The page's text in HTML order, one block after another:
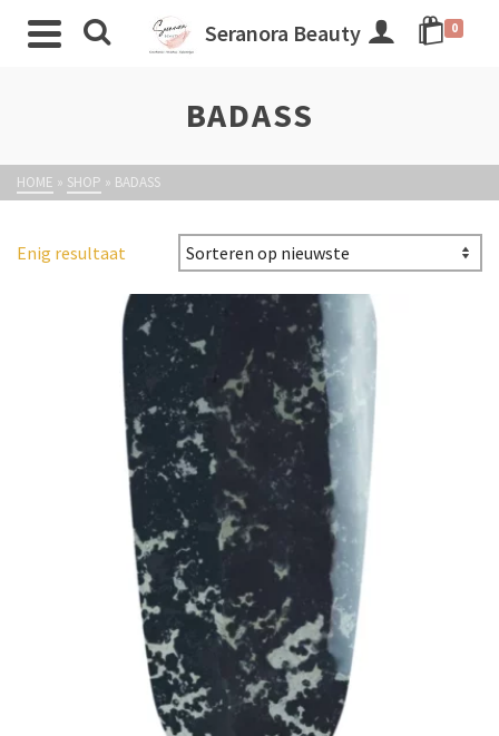
Seranora Beauty 0
BADASS
HOME » SHOP » BADASS
Enig resultaat